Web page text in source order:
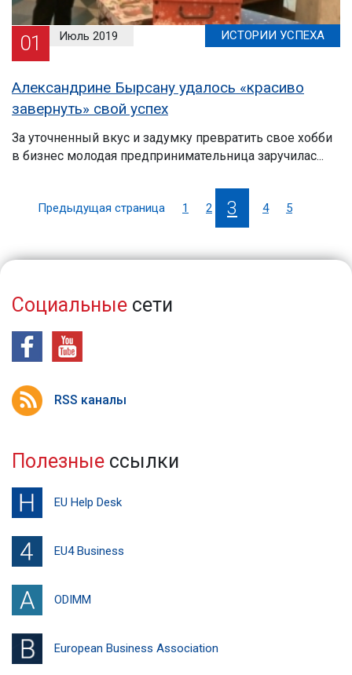
01 Июль 2019 ИСТОРИИ УСПЕХА
Александрине Бырсану удалось «красиво
завернуть» свой успех
За уточненный вкус и задумку превратить свое хобби
в бизнес молодая предпринимательница заручилас...
Предыдущая страница 1 2 3 4 5
Социальные сети
RSS каналы
Полезные ссылки
EU Help Desk
EU4 Business
ODIMM
European Business Association